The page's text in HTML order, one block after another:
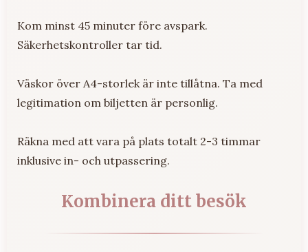
Kom minst 45 minuter före avspark.
Säkerhetskontroller tar tid.
Väskor över A4-storlek är inte tillåtna. Ta med
legitimation om biljetten är personlig.
Räkna med att vara på plats totalt 2-3 timmar
inklusive in- och utpassering.
Kombinera ditt besök